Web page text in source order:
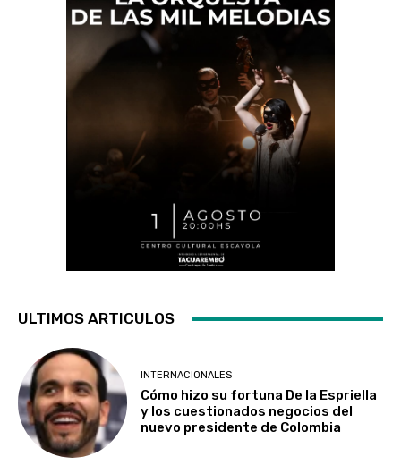
ULTIMOS ARTICULOS
INTERNACIONALES
Cómo hizo su fortuna De la Espriella
y los cuestionados negocios del
nuevo presidente de Colombia